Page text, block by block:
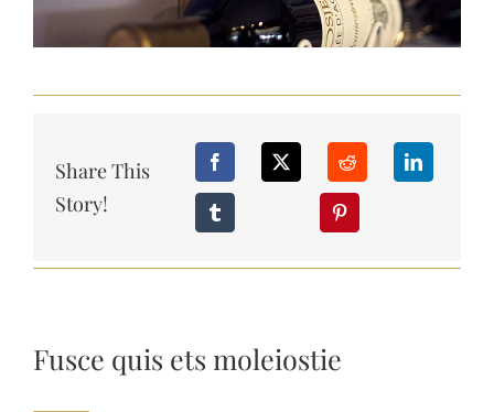
Share This
Story!
Fusce quis ets moleiostie